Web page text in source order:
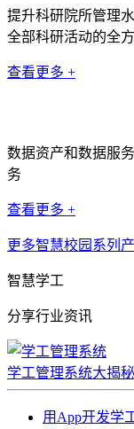
提升科研院所管理
全部科研活动的全
查看更多 +
数据资产和数据服
务
查看更多 +
更多智慧校园系列
智慧学工
分享行业资讯
学工管理系统大揭
用App开发学